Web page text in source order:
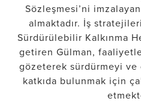
Sözleşmesi’ni
almaktadır. İş
Sürdürülebilir Kalkınma
getiren Gülman,
gözeterek sürdürmeyi
katkıda bulunmak için